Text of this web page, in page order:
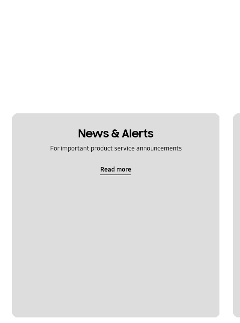
News & Alerts
For important product service announcements
Read more